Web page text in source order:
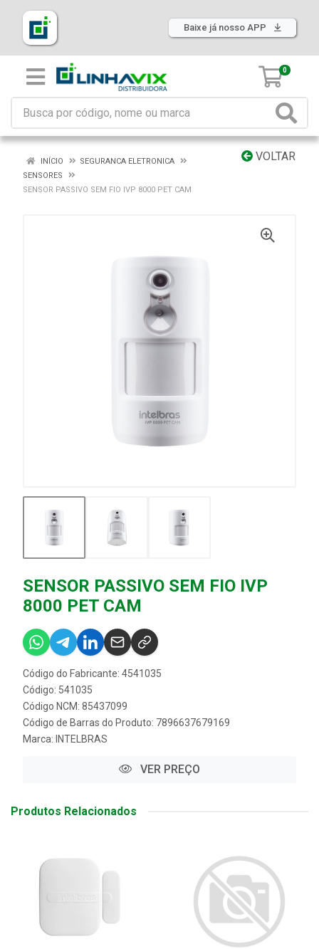
Baixe já nosso APP
0
VOLTAR
INÍCIO
SEGURANCA ELETRONICA
SENSORES
SENSOR PASSIVO SEM FIO IVP 8000 PET CAM
SENSOR PASSIVO SEM FIO IVP
8000 PET CAM
Código do Fabricante: 4541035
Código: 541035
Código NCM: 85437099
Código de Barras do Produto: 7896637679169
Marca: INTELBRAS
VER PREÇO
Produtos Relacionados